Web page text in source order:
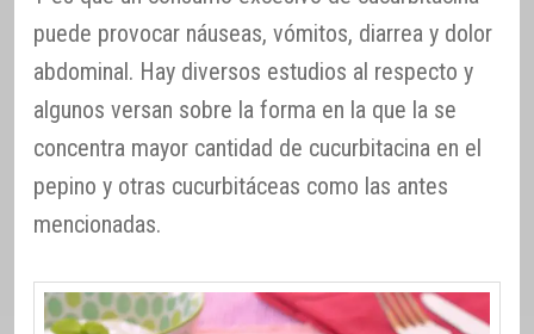
puede provocar náuseas, vómitos, diarrea y dolor
abdominal. Hay diversos estudios al respecto y
algunos versan sobre la forma en la que la se
concentra mayor cantidad de cucurbitacina en el
pepino y otras cucurbitáceas como las antes
mencionadas.